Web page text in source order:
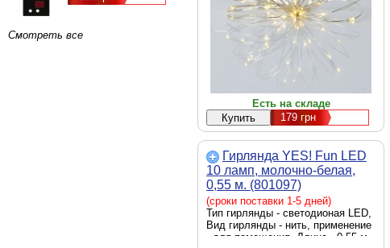
Смотреть все
Есть на складе
179грн
Гирлянда YES! Fun LED
10 ламп, молочно-белая,
0,55 м. (801097)
(сроки поставки 1-5 дней)
Тип гирлянды - светодионая LED,
Вид гирлянды - нить, применение
- для помещения, Длина - 0.55 м